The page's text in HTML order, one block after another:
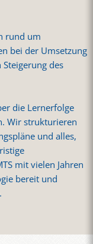
rund um
bei der Umsetzung
des
die Lernerfolge
Wir strukturieren
und alles,
mit vielen Jahren
bereit und